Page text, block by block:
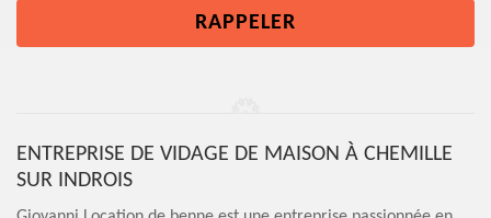
ENTREPRISE DE VIDAGE DE MAISON À CHEMILLE
SUR INDROIS